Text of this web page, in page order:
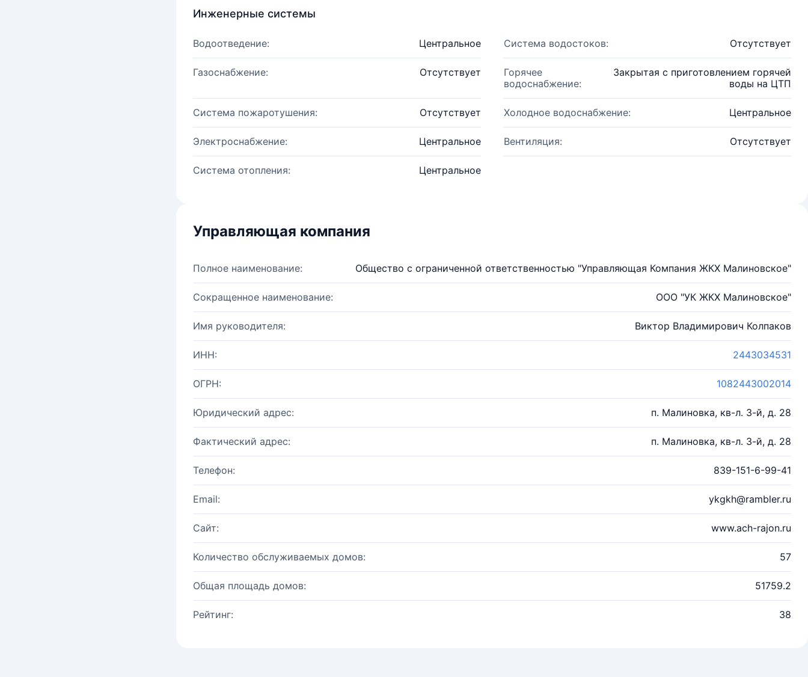
Инженерные системы
Водоотведение: Центральное Система водостоков: Отсутствует
Газоснабжение: Отсутствует
Горячее
водоснабжение:
Закрытая с приготовлением горячей
воды на ЦТП
Система пожаротушения: Отсутствует Холодное водоснабжение: Центральное
Электроснабжение: Центральное Вентиляция: Отсутствует
Система отопления: Центральное
Управляющая компания
Полное наименование: Общество с ограниченной ответственностью "Управляющая Компания ЖКХ Малиновское"
Сокращенное наименование: ООО "УК ЖКХ Малиновское"
Имя руководителя: Виктор Владимирович Колпаков
ИНН: 2443034531
ОГРН: 1082443002014
Юридический адрес: п. Малиновка, кв-л. 3-й, д. 28
Фактический адрес: п. Малиновка, кв-л. 3-й, д. 28
Телефон: 839-151-6-99-41
Email: ykgkh@rambler.ru
Сайт: www.ach-rajon.ru
Количество обслуживаемых домов: 57
Общая площадь домов: 51759.2
Рейтинг: 38